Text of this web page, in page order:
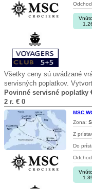
Všetky ceny sú uvádzané
servisných poplatkov.
Povinné servisné poplatky
2 r. € 0
MSC
Zona:
Z
Do